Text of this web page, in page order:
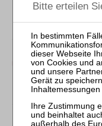
übernimmt den
15.07.2025
HEUKING BAUT
UM DREI EQUITY
MÜNCHEN
HEUKING gewinnt
Standort München.